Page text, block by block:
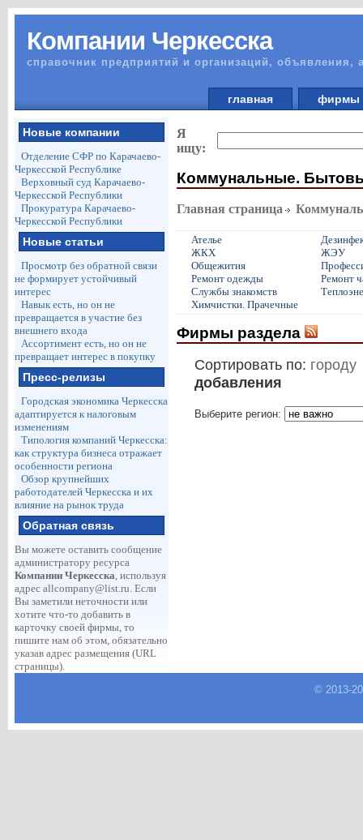
Компании Черкесска
справочник предприятий и организаций, объявления,
главная
Новые компании
Отделение СФР по Карачаево-
Черкесской Республике
Верховный суд Карачаево-
Черкесской Республики
Прокуратура Карачаево-
Черкесской Республики
Новые статьи
Просмотр без обратной связи
не формирует устойчивый
интерес
Навык есть, но он не
превращается в участие без
внешнего входа
Ассортимент есть, но он не
превращает интерес в покупку
Пресс-релизы
Городская экономика Черкесска
адаптируется к налоговым
изменениям
Типология компаний Черкесска:
как структура бизнеса отражает
особенности региона
Обзор крупнейших
работодателей Черкесска и их
влияние на рынок труда
Обратная связь
Вы можете оставить сообщение
администратору ресурса
Компании Черкесска, используя
адрес allcompany@list.ru. Если
Вы заметили неточности или
хотите что-то добавить в
карточку своей фирмы, то
пишите нам об этом, обязательно
указав адрес размещения (URL
страницы).
Я
ищу:
Коммунальные.
Главная страница
Ателье
ЖКХ
ЖЭУ
Общежития
Ремонт одежды
Ремонт
Службы знакомств
Химчистки. Прачечные
Фирмы раздела
Сортировать по: городу
добавления
Выберите регион:
© 2013-